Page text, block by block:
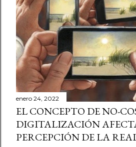
enero 24, 2022
EL CONCEPTO DE NO-
DIGITALIZACIÓN
PERCEPCIÓN DE LA